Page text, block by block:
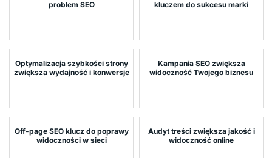
problem SEO
kluczem do sukcesu marki
Optymalizacja szybkości strony
zwiększa wydajność i konwersje
Kampania SEO zwiększa
widoczność Twojego biznesu
Off-page SEO klucz do poprawy
widoczności w sieci
Audyt treści zwiększa jakość i
widoczność online